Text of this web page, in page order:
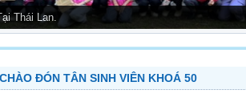
Thái Lan.
ĐÓN TÂN SINH VIÊN KHOÁ 50